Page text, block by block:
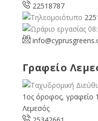
22518787
Γραφείο
1ος όροφος, γραφείο
Λεμεσός